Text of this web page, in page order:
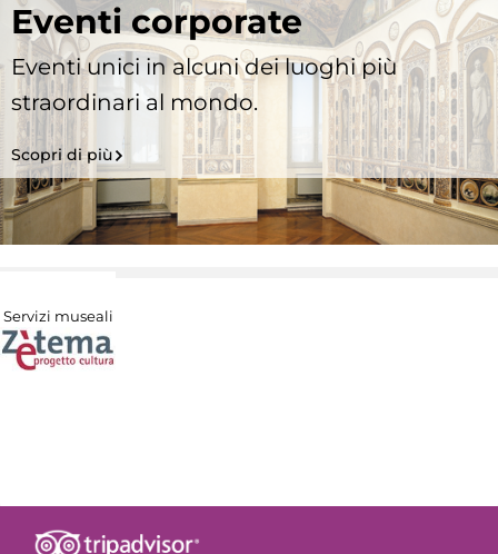
Eventi corporate
Eventi unici in alcuni dei luoghi più
straordinari al mondo.
Scopri di più
Servizi museali